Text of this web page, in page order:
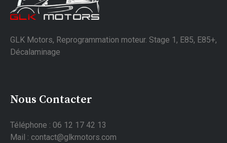
GLK Motors, Reprogrammation moteur. Stage 1, E85, E85+,
Décalaminage
Nous Contacter
Téléphone : 06 12 17 42 13
Mail : contact@glkmotors.com